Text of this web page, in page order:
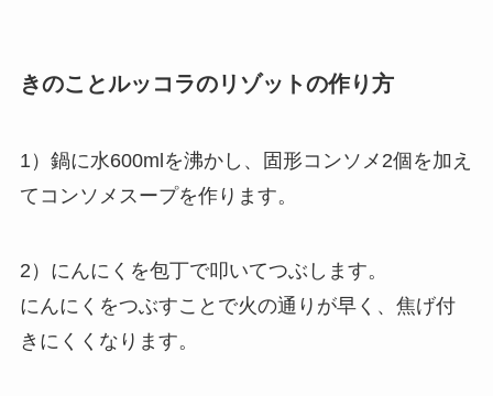
きのことルッコラのリゾットの作り方
1）鍋に水600mlを沸かし、固形コンソメ2個を加え
てコンソメスープを作ります。
2）にんにくを包丁で叩いてつぶします。
にんにくをつぶすことで火の通りが早く、焦げ付
きにくくなります。